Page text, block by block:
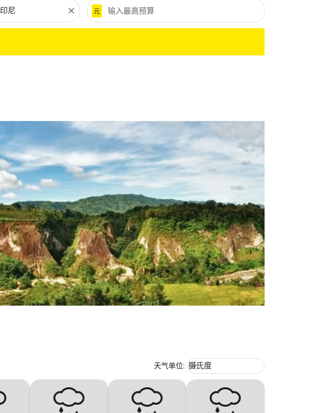
close 元
天气单位: Weather unit option 摄氏度
摄氏度
keyboard_arrow_down